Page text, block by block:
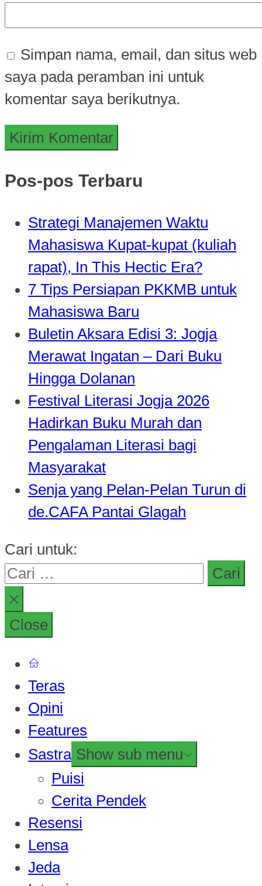
Simpan nama, email, dan situs web
saya pada peramban ini untuk
komentar saya berikutnya.
Pos-pos Terbaru
Strategi Manajemen Waktu
Mahasiswa Kupat-kupat (kuliah
rapat), In This Hectic Era?
7 Tips Persiapan PKKMB untuk
Mahasiswa Baru
Buletin Aksara Edisi 3: Jogja
Merawat Ingatan – Dari Buku
Hingga Dolanan
Festival Literasi Jogja 2026
Hadirkan Buku Murah dan
Pengalaman Literasi bagi
Masyarakat
Senja yang Pelan-Pelan Turun di
de.CAFA Pantai Glagah
Cari untuk:
Close
Teras
Opini
Features
Sastra Show sub menu
Puisi
Cerita Pendek
Resensi
Lensa
Jeda